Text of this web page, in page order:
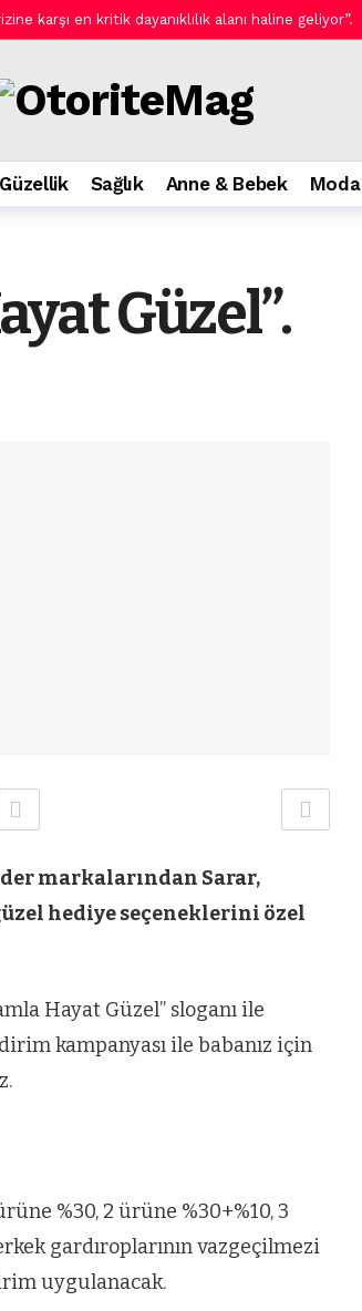
karşı en kritik dayanıklılık alanı haline geliyor”.
önce
1 gün önce
seyahat rehberi. 2 gün önce
2 gün önce
Güzellik Sağlık Anne & Bebek Moda
Güzel”.
markalarından Sarar,
hediye seçeneklerini özel
Hayat Güzel” sloganı ile
kampanyası ile babanız için
%30, 2 ürüne %30+%10, 3
gardıroplarının vazgeçilmezi
uygulanacak.